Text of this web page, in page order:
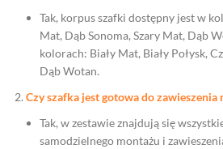
Tak, korpus szafki dostępny jest w
Mat, Dąb Sonoma, Szary Mat, Dąb
kolorach: Biały Mat, Biały Połysk,
Dąb Wotan.
Czy szafka jest gotowa do zawieszenia
Tak, w zestawie znajdują się
samodzielnego montażu i